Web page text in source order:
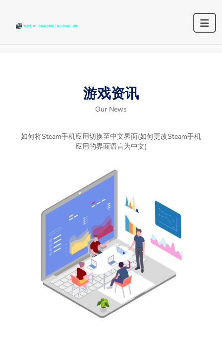
游戏资讯
Our News
如何将Steam手机应用切换至中文界面(如何更改Steam手机
应用的界面语言为中文)